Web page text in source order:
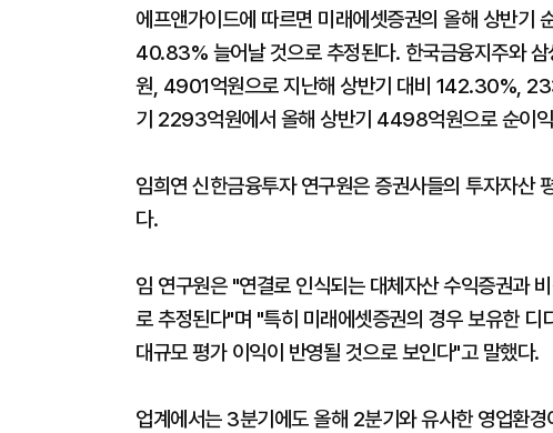
에프앤가이드에 따르면 미래에셋증권의 올해 상반
40.83% 늘어날 것으로 추정된다. 한국금융지주와
원, 4901억원으로 지난해 상반기 대비 142.30%,
기 2293억원에서 올해 상반기 4498억원으로 순이
임희연 신한금융투자 연구원은 증권사들의 투자자산
다.
임 연구원은 "연결로 인식되는 대체자산 수익증권과
로 추정된다"며 "특히 미래에셋증권의 경우 보유한
대규모 평가 이익이 반영될 것으로 보인다"고 말했다.
업계에서는 3분기에도 올해 2분기와 유사한 영업환